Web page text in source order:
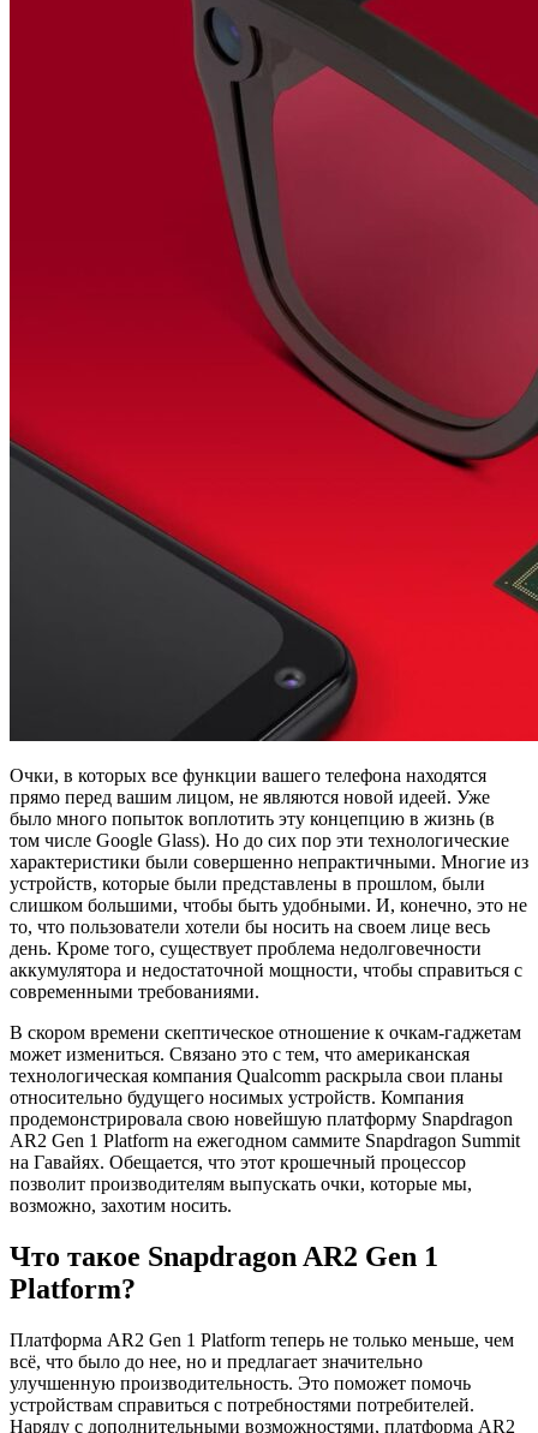
Очки, в которых все функции вашего телефона находятся
прямо перед вашим лицом, не являются новой идеей. Уже
было много попыток воплотить эту концепцию в жизнь (в
том числе Google Glass). Но до сих пор эти технологические
характеристики были совершенно непрактичными. Многие из
устройств, которые были представлены в прошлом, были
слишком большими, чтобы быть удобными. И, конечно, это не
то, что пользователи хотели бы носить на своем лице весь
день. Кроме того, существует проблема недолговечности
аккумулятора и недостаточной мощности, чтобы справиться с
современными требованиями.
В скором времени скептическое отношение к очкам-гаджетам
может измениться. Связано это с тем, что американская
технологическая компания Qualcomm раскрыла свои планы
относительно будущего носимых устройств. Компания
продемонстрировала свою новейшую платформу Snapdragon
AR2 Gen 1 Platform на ежегодном саммите Snapdragon Summit
на Гавайях. Обещается, что этот крошечный процессор
позволит производителям выпускать очки, которые мы,
возможно, захотим носить.
Что такое Snapdragon AR2 Gen 1
Platform?
Платформа AR2 Gen 1 Platform теперь не только меньше, чем
всё, что было до нее, но и предлагает значительно
улучшенную производительность. Это поможет помочь
устройствам справиться с потребностями потребителей.
Наряду с дополнительными возможностями, платформа AR2